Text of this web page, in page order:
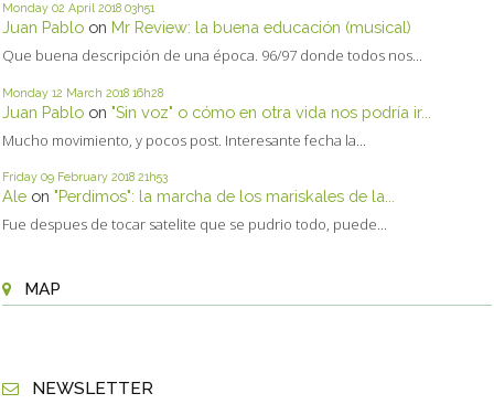
Monday 02 April 2018 03h51
Juan Pablo on Mr Review: la buena educación (musical)
Que buena descripción de una época. 96/97 donde todos nos...
Monday 12 March 2018 16h28
Juan Pablo on "Sin voz" o cómo en otra vida nos podría ir...
Mucho movimiento, y pocos post. Interesante fecha la...
Friday 09 February 2018 21h53
Ale on "Perdimos": la marcha de los mariskales de la...
Fue despues de tocar satelite que se pudrio todo, puede...
MAP
NEWSLETTER